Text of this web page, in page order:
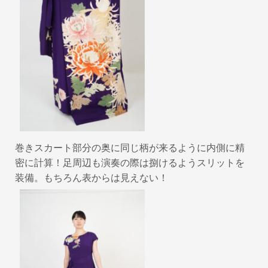
巻きスカート部分の奥に同じ柄が来るように内側に精
密に計算！足周辺も演奏の際は捌けるようスリットを
装備。もちろん表からは見えない！